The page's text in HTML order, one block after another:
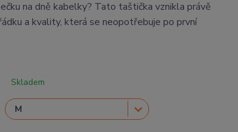
na dně kabelky? Tato taštička vznikla právě
a kvality, která se neopotřebuje po první
Skladem